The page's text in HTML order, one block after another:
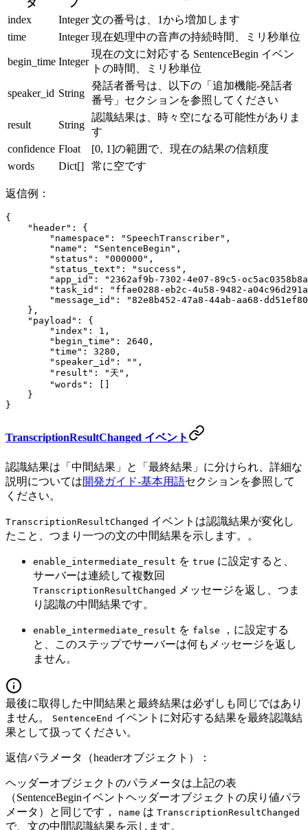
タ プ
index Integer 文の番号は、1から増加します
time
Integer 現在処理中の音声の持続時間、ミリ秒単位
begin_time Integer
現在の文に対応する SentenceBegin イベン
トの時間、ミリ秒単位
speaker_id String
発話者番号は、以下の「追加機能-発話者
番号」セクションを参照してください
result String
認識結果は、時々空になる可能性がありま
す
confidence Float
[0, 1]の範囲で、現在の結果の信頼度
words
Dict[] 常に空です
返信例：
{
    "header"
: {
        "namespace"
: "SpeechTranscriber" ,
        "name"
: "SentenceBegin" ,
        "status"
: "000000" ,
        "status_text"
: "success" ,
        "app_id"
:
"2362af9b-7302-4e07-89c5-
        "task_id"
:
"ffae0288-eb2c-4u58-9482-
        "message_id"
:
"82e8b452-47a8-44ab-aa68-
    },
    "payload"
: {
        "index"
: 1 ,
        "begin_time"
: 2640 ,
        "time"
: 3280 ,
        "speaker_id"
: "" ,
        "result"
: "天" ,
        "words"
: []
    }
}
TranscriptionResultChanged イベント
認識結果は「中間結果」と「最終結果」に分けられ、詳細な
説明については開発ガイド-基本用語セクションを参照して
ください。
TranscriptionResultChanged イベントは認識結果が変化し
たこと、つまり一つの文の中間結果を示します。。
enable_intermediate_result を true に設定すると、
サーバーは連続して複数回
TranscriptionResultChanged
メッセージを返し、つま
り認識の中間結果です。
enable_intermediate_result を false
，に設定する
と、このステップでサーバーは何もメッセージを返し
ません。
最後に取得した中間結果と最終結果は必ずしも同じではあり
ません。
SentenceEnd イベントに対応する結果を最終認識結
果として扱ってください。
返信パラメータ（headerオブジェクト）：
ヘッダーオブジェクトのパラメータは上記の表
（SentenceBeginイベントヘッダーオブジェクトの戻り値パラ
メータ）と同じです，
name は TranscriptionResultChanged
で、文の中間認識結果を示します。